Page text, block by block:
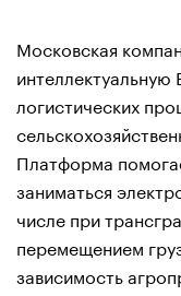
Московская
интеллектуальную
логистических
Платформа
заниматься
числе при
перемещением
зависимость